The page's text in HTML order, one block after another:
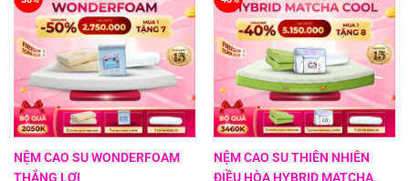
NỆM CAO SU WONDERFOAM
THẮNG LỢI
NỆM CAO SU THIÊN NHIÊN
ĐIỀU HÒA HYBRID MATCHA